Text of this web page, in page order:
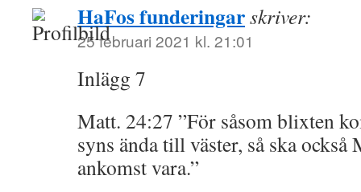
HaFos funderingarskriver:
25 februari 2021 kl. 21:01
Inlägg 7
Matt. 24:27 ”För såsom blixten
syns ända till väster, så ska också
ankomst vara.”